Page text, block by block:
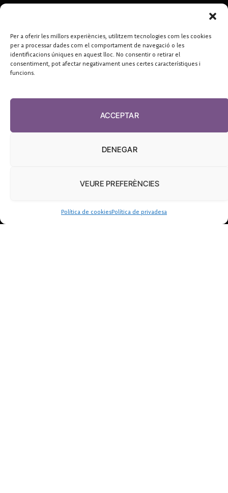
Per a oferir les millors experiències, utilitzem tecnologies com les cookies
per a processar dades com el comportament de navegació o les
identificacions úniques en aquest lloc. No consentir o retirar el
consentiment, pot afectar negativament unes certes característiques i
funcions.
ACCEPTAR
DENEGAR
VEURE PREFERÈNCIES
Política de cookiesPolítica de privadesa